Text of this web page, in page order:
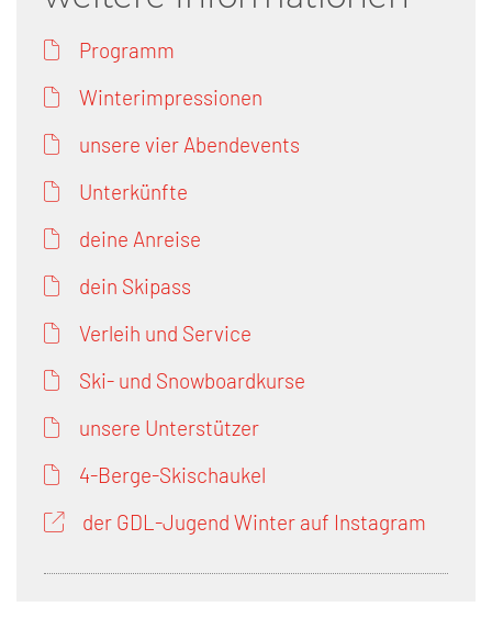
Programm
Winterimpressionen
unsere vier Abendevents
Unterkünfte
deine Anreise
dein Skipass
Verleih und Service
Ski- und Snowboardkurse
unsere Unterstützer
4-Berge-Skischaukel
der GDL-Jugend Winter auf Instagram